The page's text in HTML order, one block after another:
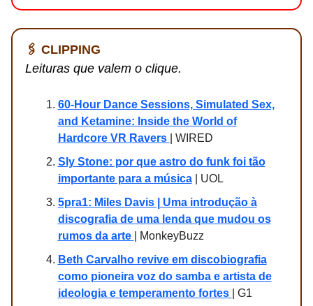
🖇️ CLIPPING
Leituras que valem o clique.
60-Hour Dance Sessions, Simulated Sex,
and Ketamine: Inside the World of
Hardcore VR Ravers
| WIRED
Sly Stone: por que astro do funk foi tão
importante para a música| UOL
5pra1: Miles Davis | Uma introdução à
discografia de uma lenda que mudou os
rumos da arte
| MonkeyBuzz
Beth Carvalho revive em discobiografia
como pioneira voz do samba e artista de
ideologia e temperamento fortes
| G1